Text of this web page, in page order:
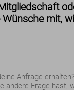
Wünsche mit,
Anfrage
andere Frage hast,